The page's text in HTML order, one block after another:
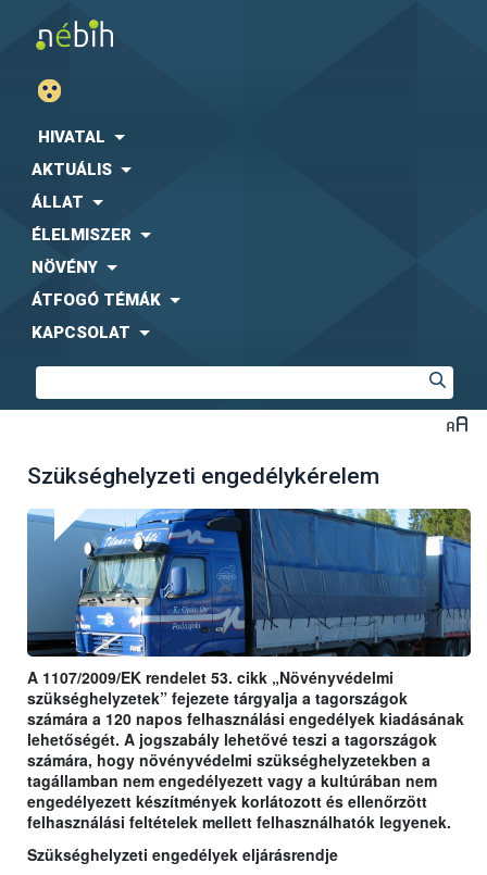
HIVATAL
AKTUÁLIS
ÁLLAT
ÉLELMISZER
NÖVÉNY
ÁTFOGÓ TÉMÁK
KAPCSOLAT
Szükséghelyzeti engedélykérelem
A 1107/2009/EK rendelet 53. cikk „Növényvédelmi
szükséghelyzetek” fejezete tárgyalja a tagországok
számára a 120 napos felhasználási engedélyek kiadásának
lehetőségét. A jogszabály lehetővé teszi a tagországok
számára, hogy növényvédelmi szükséghelyzetekben a
tagállamban nem engedélyezett vagy a kultúrában nem
engedélyezett készítmények korlátozott és ellenőrzött
felhasználási feltételek mellett felhasználhatók legyenek.
Szükséghelyzeti engedélyek eljárásrendje